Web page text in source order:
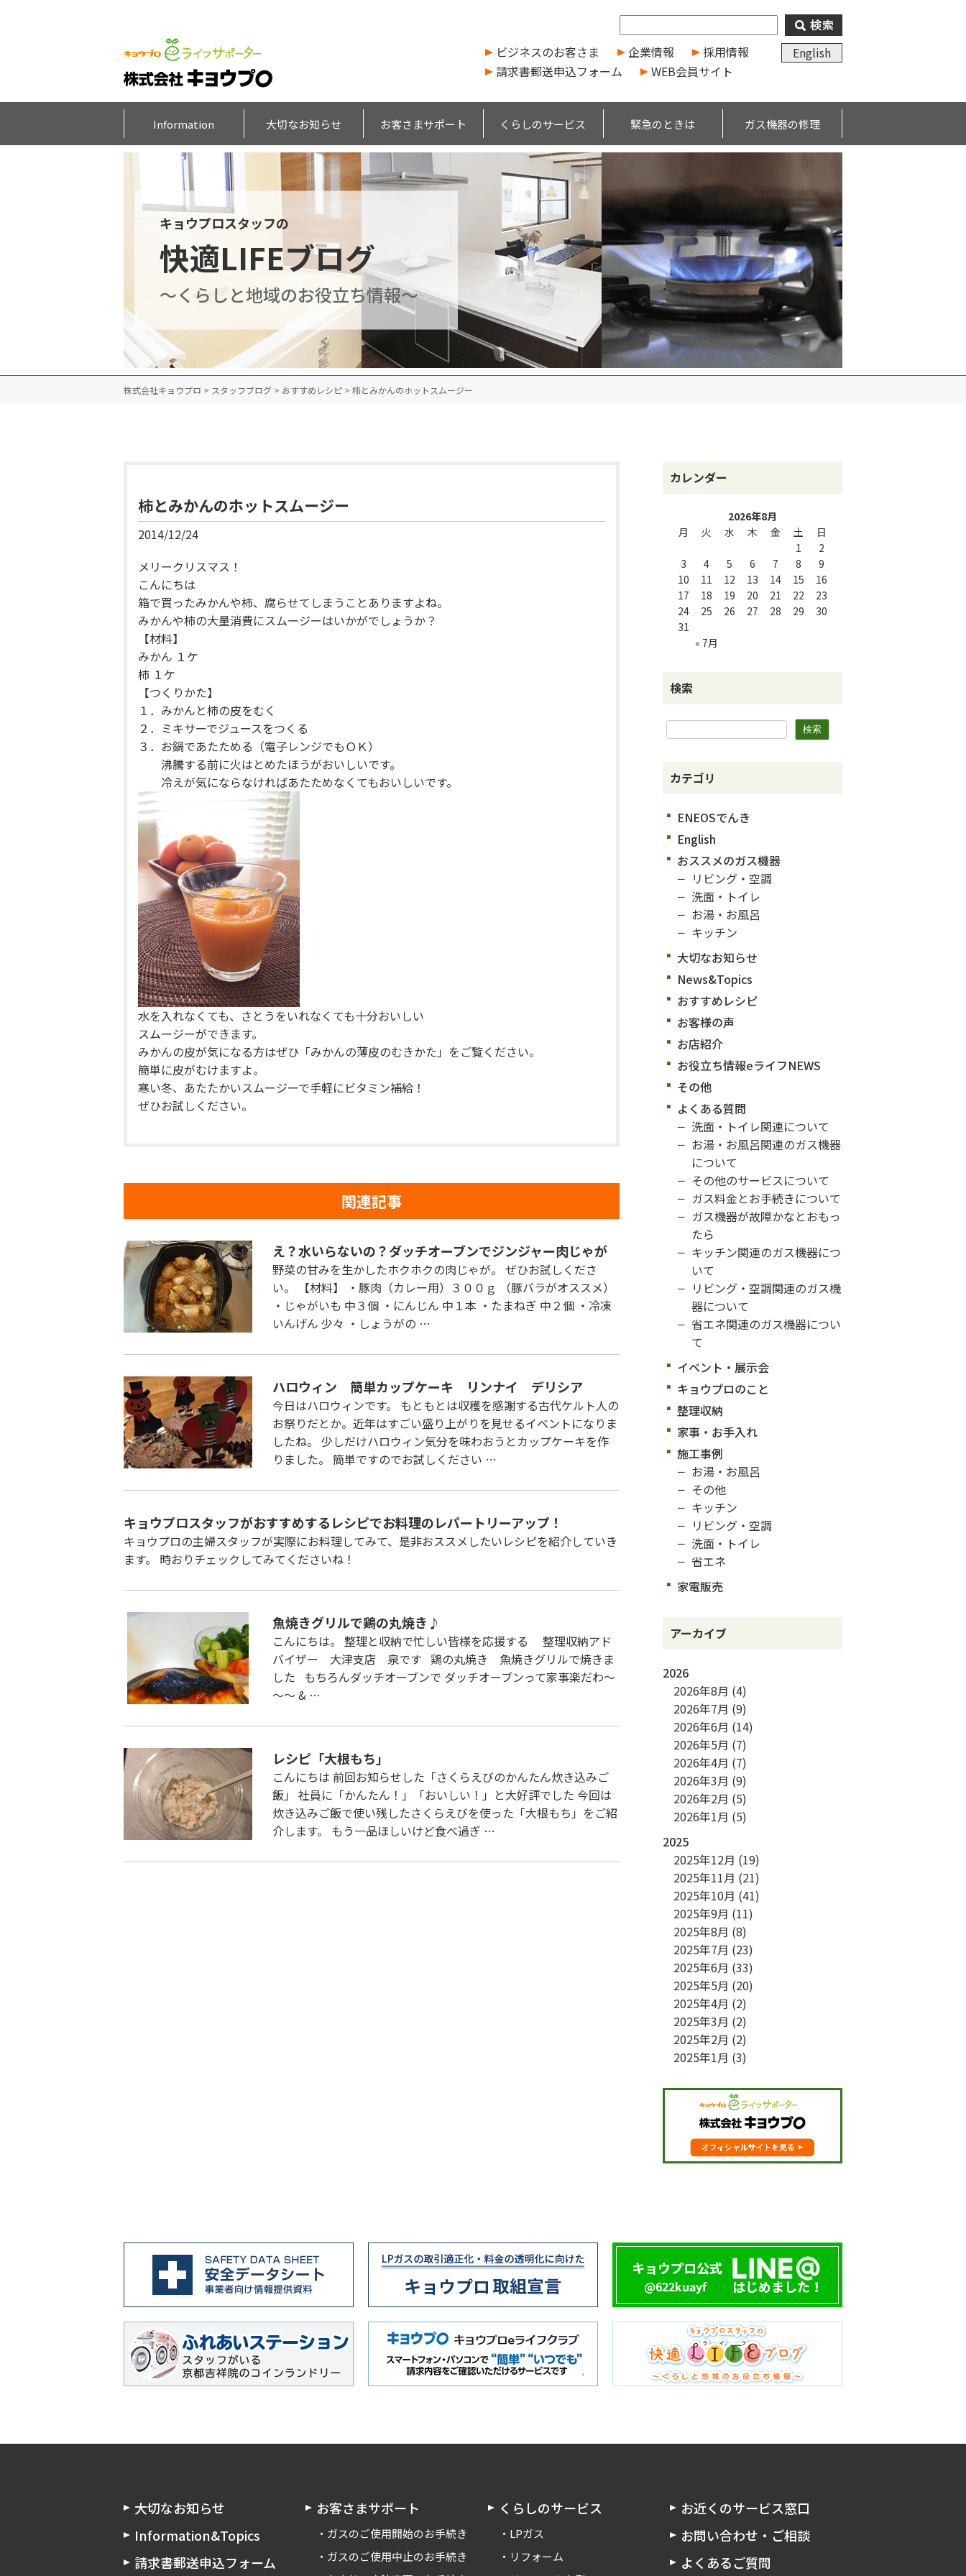
ビジネスのお客さま 企業情報 採用情報
English
請求書郵送申込フォーム
WEB会員サイト
Information 大切なお知らせ お客さまサポート くらしのサービス 緊急のときは ガス機器の修理
キョウプロスタッフの
快適LIFEブログ
～くらしと地域のお役立ち情報～
株式会社キョウプロ > スタッフブログ > おすすめレシピ > 柿とみかんのホットスムージー
柿とみかんのホットスムージー
2014/12/24
メリークリスマス！
こんにちは
箱で買ったみかんや柿、腐らせてしまうことありますよね。
みかんや柿の大量消費にスムージーはいかがでしょうか？
【材料】
みかん １ケ
柿 １ケ
【つくりかた】
１．みかんと柿の皮をむく
２．ミキサーでジュースをつくる
３．お鍋であたためる（電子レンジでもＯＫ）
沸騰する前に火はとめたほうがおいしいです。
冷えが気にならなければあたためなくてもおいしいです。
水を入れなくても、さとうをいれなくても十分おいしい
スムージーができます。
みかんの皮が気になる方はぜひ「みかんの薄皮のむきかた」をご覧ください。
簡単に皮がむけますよ。
寒い冬、あたたかいスムージーで手軽にビタミン補給！
ぜひお試しください。
関連記事
え？水いらないの？ダッチオーブンでジンジャー肉じゃが
野菜の甘みを生かしたホクホクの肉じゃが。 ぜひお試しくださ
い。 【材料】 ・豚肉（カレー用）３００ｇ （豚バラがオススメ）
・じゃがいも 中３個 ・にんじん 中１本 ・たまねぎ 中２個 ・冷凍
いんげん 少々 ・しょうがの …
ハロウィン 簡単カップケーキ リンナイ デリシア
今日はハロウィンです。 もともとは収穫を感謝する古代ケルト人の
お祭りだとか。近年はすごい盛り上がりを見せるイベントになりま
したね。 少しだけハロウィン気分を味わおうとカップケーキを作
りました。 簡単ですのでお試しください …
キョウプロスタッフがおすすめするレシピでお料理のレパートリーアップ！
キョウプロの主婦スタッフが実際にお料理してみて、是非おススメしたいレシピを紹介していき
ます。 時おりチェックしてみてくださいね！
魚焼きグリルで鶏の丸焼き♪
こんにちは。 整理と収納で忙しい皆様を応援する 整理収納アド
バイザー 大津支店 泉です 鶏の丸焼き 魚焼きグリルで焼きま
した もちろんダッチオーブンで ダッチオーブンって家事楽だわ～
～～ & …
レシピ「大根もち」
こんにちは 前回お知らせした「さくらえびのかんたん炊き込みご
飯」 社員に「かんたん！」「おいしい！」と大好評でした 今回は
炊き込みご飯で使い残したさくらえびを使った「大根もち」をご紹
介します。 もう一品ほしいけど食べ過ぎ …
カレンダー
2026年8月
月
火 水 木 金 土 日
« 7月
1
2
3
4 5 6 7 8
9
10
11 12 13 14 15
16
17
18 19 20 21 22
23
24
25 26 27 28 29
30
31
検索
カテゴリ
ENEOSでんき
English
おススメのガス機器
リビング・空調
洗面・トイレ
お湯・お風呂
キッチン
大切なお知らせ
News&Topics
おすすめレシピ
お客様の声
お店紹介
お役立ち情報eライフNEWS
その他
よくある質問
洗面・トイレ関連について
お湯・お風呂関連のガス機器
について
その他のサービスについて
ガス料金とお手続きについて
ガス機器が故障かなとおもっ
たら
キッチン関連のガス機器につ
いて
リビング・空調関連のガス機
器について
省エネ関連のガス機器につい
て
イベント・展示会
キョウプロのこと
整理収納
家事・お手入れ
施工事例
お湯・お風呂
その他
キッチン
リビング・空調
洗面・トイレ
省エネ
家電販売
アーカイブ
2026
2026年8月 (4)
2026年7月 (9)
2026年6月 (14)
2026年5月 (7)
2026年4月 (7)
2026年3月 (9)
2026年2月 (5)
2026年1月 (5)
2025
2025年12月 (19)
2025年11月 (21)
2025年10月 (41)
2025年9月 (11)
2025年8月 (8)
2025年7月 (23)
2025年6月 (33)
2025年5月 (20)
2025年4月 (2)
2025年3月 (2)
2025年2月 (2)
2025年1月 (3)
大切なお知らせ
Information&Topics
請求書郵送申込フォーム
お客さまサポート
ガスのご使用開始のお手続き
ガスのご使用中止のお手続き
くらしのサービス
LPガス
リフォーム
お近くのサービス窓口
お問い合わせ・ご相談
よくあるご質問